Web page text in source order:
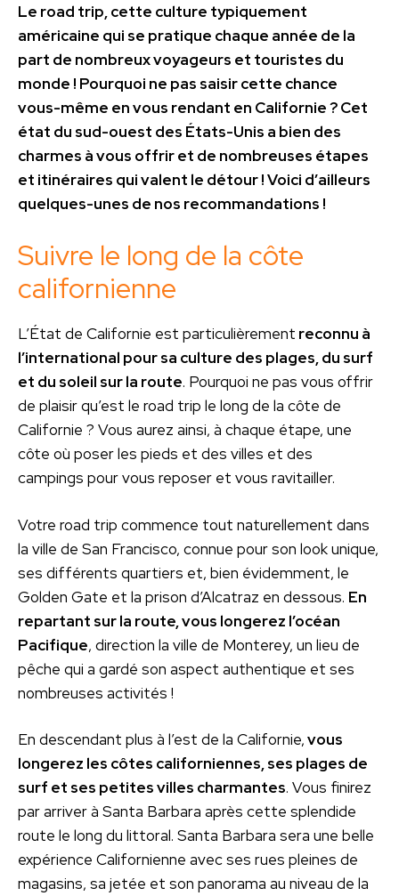
Le road trip, cette culture typiquement
américaine qui se pratique chaque année de la
part de nombreux voyageurs et touristes du
monde ! Pourquoi ne pas saisir cette chance
vous-même en vous rendant en Californie ? Cet
état du sud-ouest des États-Unis a bien des
charmes à vous offrir et de nombreuses étapes
et itinéraires qui valent le détour ! Voici d’ailleurs
quelques-unes de nos recommandations !
Suivre le long de la côte
californienne
L’État de Californie est particulièrement reconnu à
l’international pour sa culture des plages, du surf
et du soleil sur la route. Pourquoi ne pas vous offrir
de plaisir qu’est le road trip le long de la côte de
Californie ? Vous aurez ainsi, à chaque étape, une
côte où poser les pieds et des villes et des
campings pour vous reposer et vous ravitailler.
Votre road trip commence tout naturellement dans
la ville de San Francisco, connue pour son look unique,
ses différents quartiers et, bien évidemment, le
Golden Gate et la prison d’Alcatraz en dessous. En
repartant sur la route, vous longerez l’océan
Pacifique, direction la ville de Monterey, un lieu de
pêche qui a gardé son aspect authentique et ses
nombreuses activités !
En descendant plus à l’est de la Californie,vous
longerez les côtes californiennes, ses plages de
surf et ses petites villes charmantes. Vous finirez
par arriver à Santa Barbara après cette splendide
route le long du littoral. Santa Barbara sera une belle
expérience Californienne avec ses rues pleines de
magasins, sa jetée et son panorama au niveau de la